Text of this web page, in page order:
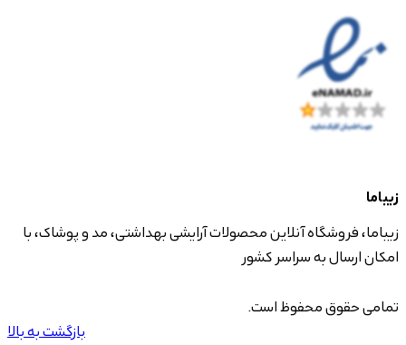
زیباما
زیباما، فروشگاه آنلاین محصولات آرایشی بهداشتی، مد و پوشاک، با
امکان ارسال به سراسر کشور
تمامی حقوق محفوظ است.
بازگشت به بالا